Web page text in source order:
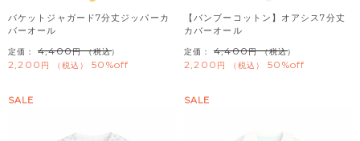
バケットジャガード7分丈ジッパーカ
バーオール
定価： 4,400 （税込）
2,200 税込 50%off
【バンブーコットン】オアシス7分丈
カバーオール
定価： 4,400 （税込）
2,200 税込 50%off
SALE SALE